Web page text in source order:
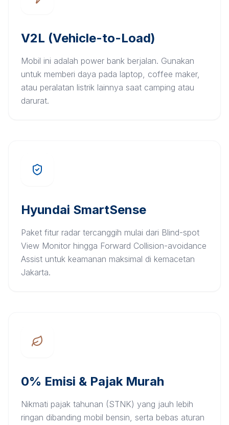
V2L (Vehicle-to-Load)
Mobil ini adalah power bank berjalan. Gunakan
untuk memberi daya pada laptop, coffee maker,
atau peralatan listrik lainnya saat camping atau
darurat.
Hyundai SmartSense
Paket fitur radar tercanggih mulai dari Blind-spot
View Monitor hingga Forward Collision-avoidance
Assist untuk keamanan maksimal di kemacetan
Jakarta.
0% Emisi & Pajak Murah
Nikmati pajak tahunan (STNK) yang jauh lebih
ringan dibanding mobil bensin, serta bebas aturan